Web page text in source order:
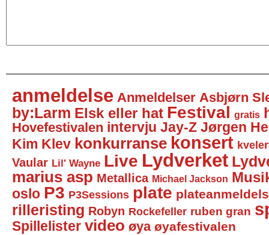
anmeldelse Anmeldelser Asbjørn
by:Larm Elsk eller hat Festival gratis
Hovefestivalen intervju Jay-Z Jørgen
Kim Klev konkurranse konsert
Vaular Lil' Wayne Live Lydverket
marius asp Metallica Michael Jackson
oslo P3 P3Sessions plate
rilleristing Robyn Rockefeller ruben gran
Spillelister video øya øyafestivalen